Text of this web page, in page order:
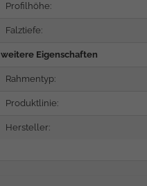
Profilhöhe:
Falztiefe:
weitere Eigenschaften
Rahmentyp:
Produktlinie:
Hersteller: